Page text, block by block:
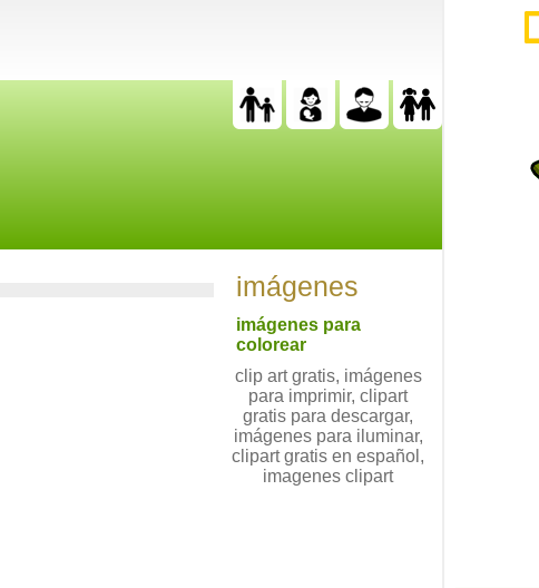
imágenes
imágenes para
colorear
clip art gratis, imágenes
para imprimir, clipart
gratis para descargar,
imágenes para iluminar,
clipart gratis en español,
imagenes clipart